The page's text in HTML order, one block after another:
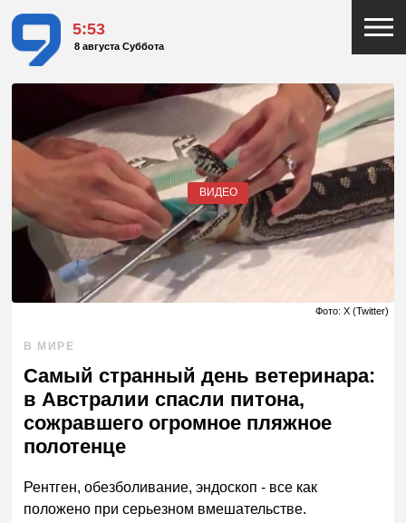
5:53
8 августа Суббота
ВИДЕО
Фото: X (Twitter)
В МИРЕ
Самый странный день ветеринара:
в Австралии спасли питона,
сожравшего огромное пляжное
полотенце
Рентген, обезболивание, эндоскоп - все как
положено при серьезном вмешательстве.